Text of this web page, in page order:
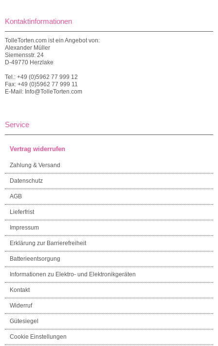
Kontaktinformationen
TolleTorten.com ist ein Angebot von:
Alexander Müller
Siemensstr. 24
D-49770 Herzlake
Tel.: +49 (0)5962 77 999 12
Fax: +49 (0)5962 77 999 11
E-Mail: Info@TolleTorten.com
Service
Vertrag widerrufen
Zahlung & Versand
Datenschutz
AGB
Lieferfrist
Impressum
Erklärung zur Barrierefreiheit
Batterieentsorgung
Informationen zu Elektro- und Elektronikgeräten
Kontakt
Widerruf
Gütesiegel
Cookie Einstellungen